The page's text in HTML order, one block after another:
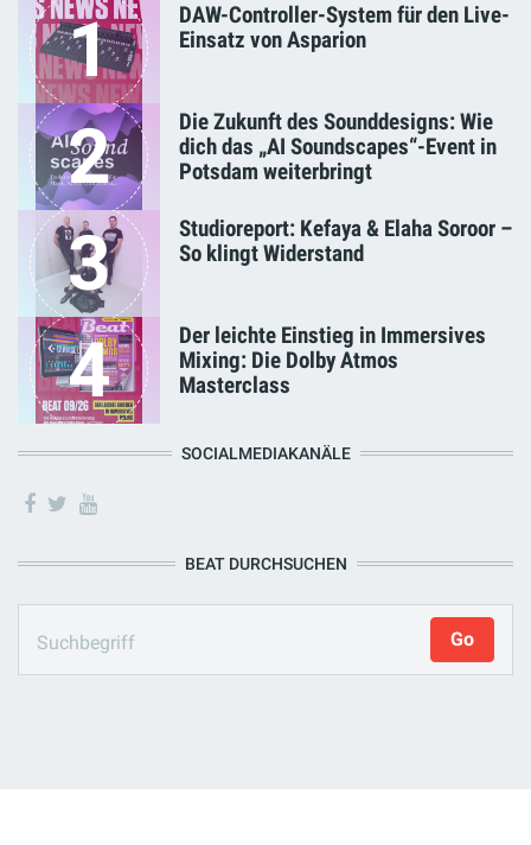
1
DAW-Controller-System für den Live-
Einsatz von Asparion
2
Die Zukunft des Sounddesigns: Wie
dich das „AI Soundscapes“-Event in
Potsdam weiterbringt
3
Studioreport: Kefaya & Elaha Soroor –
So klingt Widerstand
4
Der leichte Einstieg in Immersives
Mixing: Die Dolby Atmos
Masterclass
SOCIALMEDIAKANÄLE
BEAT DURCHSUCHEN